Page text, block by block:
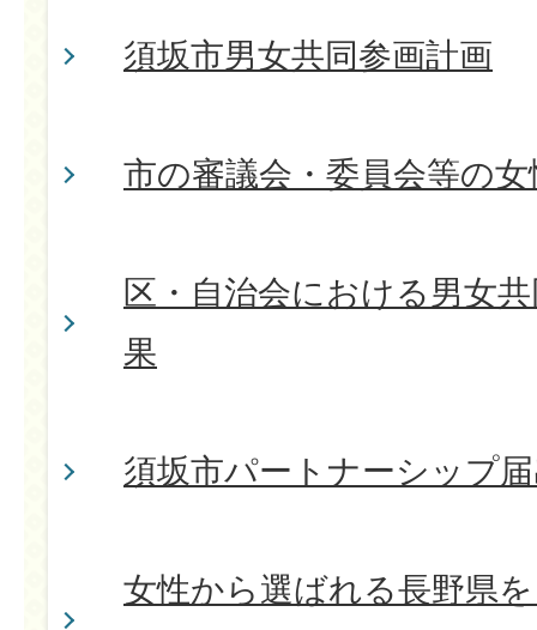
須坂市男女共同参画計画
市の審議会・委員会等の
区・自治会における男女
果
須坂市パートナーシップ
女性から選ばれる長野県